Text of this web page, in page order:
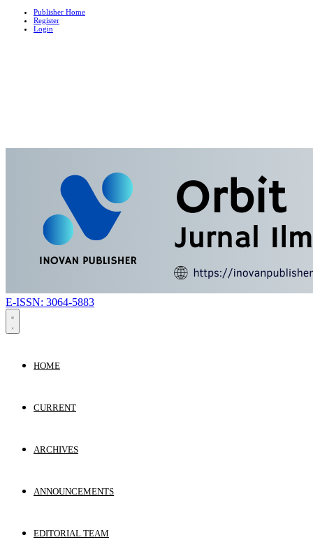
Publisher Home
Register
Login
E-ISSN: 3064-5883
HOME
CURRENT
ARCHIVES
ANNOUNCEMENTS
EDITORIAL TEAM